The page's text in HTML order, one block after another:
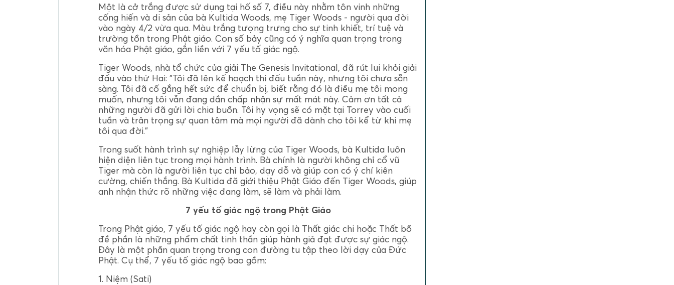
Một là cở trắng được sử dụng tại hố số 7, điều này nhằm tôn vinh những
cống hiến và di sản của bà Kultida Woods, mẹ Tiger Woods - người qua đời
vào ngày 4/2 vừa qua. Màu trắng tượng trưng cho sự tinh khiết, trí tuệ và
trường tồn trong Phật giáo. Con số bảy cũng có ý nghĩa quan trọng trong
văn hóa Phật giáo, gắn liền với 7 yếu tố giác ngộ.
Tiger Woods, nhà tổ chức của giải The Genesis Invitational, đã rút lui khỏi giải
đấu vào thứ Hai: "Tôi đã lên kế hoạch thi đấu tuần này, nhưng tôi chưa sẵn
sàng. Tôi đã cố gắng hết sức để chuẩn bị, biết rằng đó là điều mẹ tôi mong
muốn, nhưng tôi vẫn đang dần chấp nhận sự mất mát này. Cảm ơn tất cả
những người đã gửi lời chia buồn. Tôi hy vọng sẽ có mặt tại Torrey vào cuối
tuần và trân trọng sự quan tâm mà mọi người đã dành cho tôi kể từ khi mẹ
tôi qua đời."
Trong suốt hành trình sự nghiệp lẫy lừng của Tiger Woods, bà Kultida luôn
hiện diện liên tục trong mọi hành trình. Bà chính là người không chỉ cổ vũ
Tiger mà còn là người liên tục chỉ bảo, dạy dỗ và giúp con có ý chí kiên
cường, chiến thắng. Bà Kultida đã giới thiệu Phật Giáo đến Tiger Woods, giúp
anh nhận thức rõ những việc đang làm, sẽ làm và phải làm.
7 yếu tố giác ngộ trong Phật Giáo
Trong Phật giáo, 7 yếu tố giác ngộ hay còn gọi là Thất giác chi hoặc Thất bồ
đề phần là những phẩm chất tinh thần giúp hành giả đạt được sự giác ngộ.
Đây là một phần quan trọng trong con đường tu tập theo lời dạy của Đức
Phật. Cụ thể, 7 yếu tố giác ngộ bao gồm:
1. Niệm (Sati)